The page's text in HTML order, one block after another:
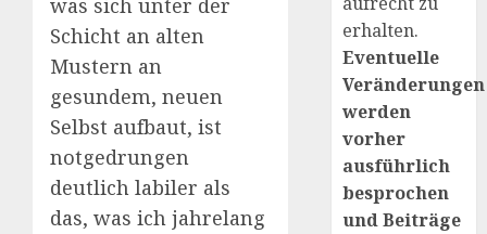
was sich unter der
Schicht an alten
Mustern an
gesundem, neuen
Selbst aufbaut, ist
notgedrungen
deutlich labiler als
das, was ich jahrelang
erhalten.
Eventuelle
Veränderungen
werden
vorher
ausführlich
besprochen
und Beiträge